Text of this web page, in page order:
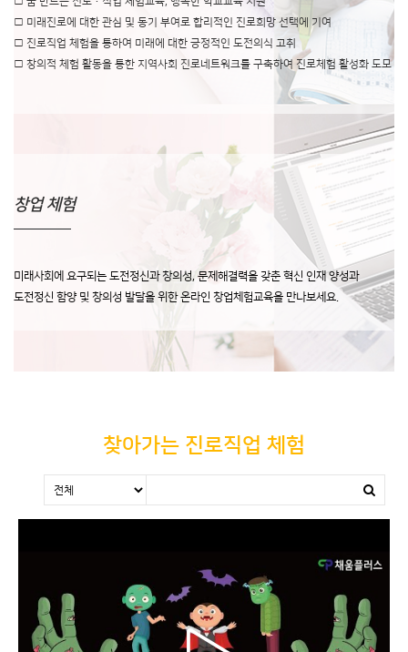
□ 미래진로에 대한 관심 및 동기 부여로 합리적인 진로희망 선택에 기여
□ 진로직업 체험을 통하여 미래에 대한 긍정적인 도전의식 고취
□ 창의적 체험 활동을 통한 지역사회 진로네트워크를 구축하여 진로체험 활성화 도모
창업 체험
미래사회에 요구되는 도전정신과 창의성, 문제해결력을 갖춘 혁신 인재 양성과
도전정신 함양 및 창의성 발달을 위한 온라인 창업체험교육을 만나보세요.
찾아가는 진로직업 체험